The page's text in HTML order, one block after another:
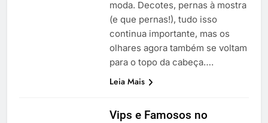
moda. Decotes, pernas à mostra
(e que pernas!), tudo isso
continua importante, mas os
olhares agora também se voltam
para o topo da cabeça….
Leia Mais
Vips e Famosos no